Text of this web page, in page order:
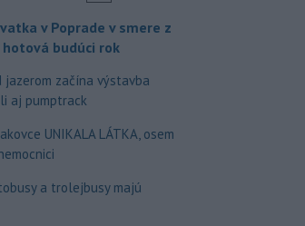
v Poprade v smere z
budúci rok
jazerom začína výstavba
aj pumptrack
UNIKALA LÁTKA, osem
a trolejbusy majú